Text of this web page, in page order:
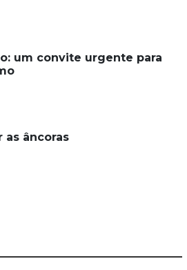
um convite urgente para
âncoras